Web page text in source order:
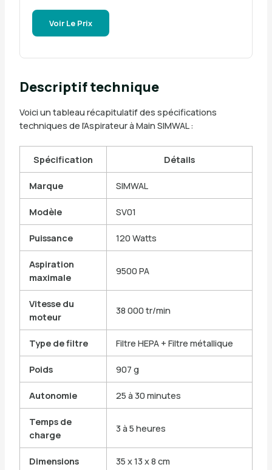
Voir Le Prix
Descriptif technique
Voici un tableau récapitulatif des spécifications
techniques de l’Aspirateur à Main SIMWAL :
Spécification Détails
Marque SIMWAL
Modèle SV01
Puissance 120 Watts
Aspiration
maximale
9500 PA
Vitesse du
moteur
38 000 tr/min
Type de filtre Filtre HEPA + Filtre métallique
Poids 907 g
Autonomie 25 à 30 minutes
Temps de
charge
3 à 5 heures
Dimensions 35 x 13 x 8 cm